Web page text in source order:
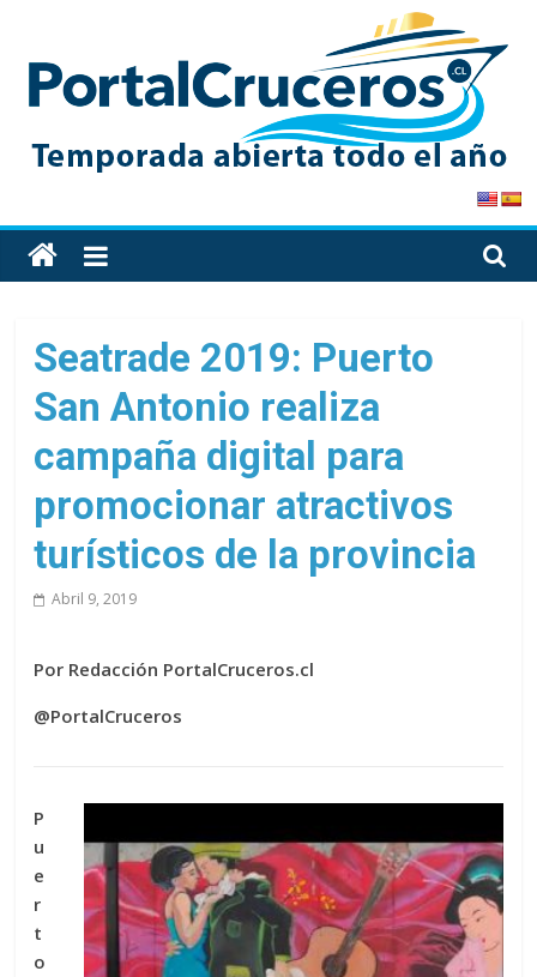
content
PortalCruceros
Toda
la
de
cruceros
en
solo
Seatrade 2019: Puerto
San Antonio realiza
campaña digital para
promocionar atractivos
turísticos de la provincia
Abril 9, 2019
Por Redacción PortalCruceros.cl
@PortalCruceros
P
u
e
r
t
o